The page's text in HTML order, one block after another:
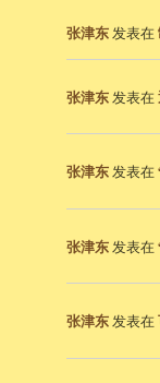
张津东发表在
张津东发表在
张津东发表在
张津东发表在
张津东发表在